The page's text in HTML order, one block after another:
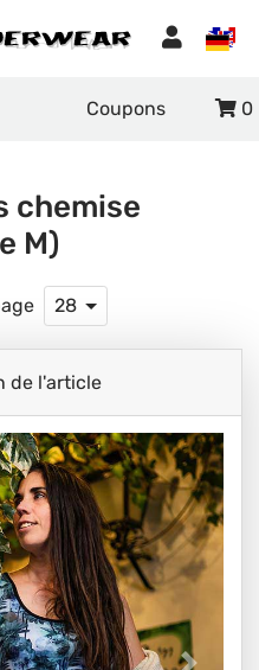
Coupons 0
chemise
M)
28
de l'article